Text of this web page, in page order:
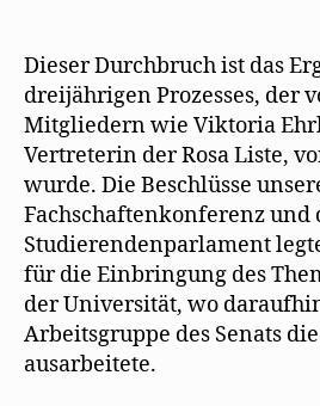
Dieser Durchbruch ist das
dreijährigen Prozesses, der
Mitgliedern wie Viktoria
Vertreterin der Rosa Liste,
wurde. Die Beschlüsse
Fachschaftenkonferenz und
Studierendenparlament
für die Einbringung des
der Universität, wo
Arbeitsgruppe des Senats
ausarbeitete.